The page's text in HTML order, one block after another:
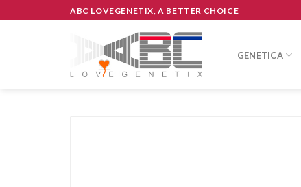
to
ABC LOVEGENETIX, A BETTER CHOICE
GENETICA